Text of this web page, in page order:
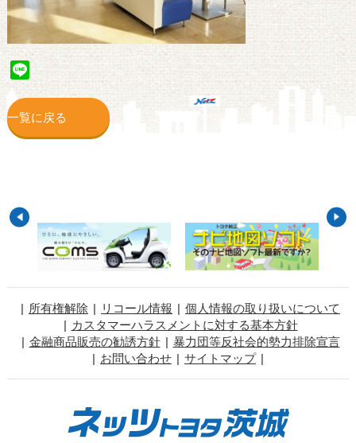
Line
一覧に戻る
所有権解除 リコール情報
個人情報の取り扱いについて
カスタマーハラスメントに対する基本方針
金融商品販売の勧誘方針
暴力団等反社会的勢力排除宣言
お問い合わせ
サイトマップ